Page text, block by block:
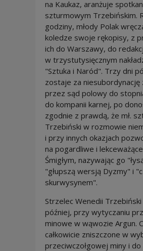
na Kaukaz, aranżuje
szturmowym Trzebińskim.
godziny, młody Polak
koledze swoje rękopisy, z
ich do Warszawy, do
w trzystutysięcznym
"Sztuka i Naród". Trzy dni
zostaje za
przez sąd polowy do
do kompanii karnej, po
zgodnie z prawdą, że mł.
Trzebiński w rozmowie
i przy innych okazjach
na pogardliwe i
Śmigłym, nazywając go
"głupszą wersją Dyzmy" i
skurwysynem".
Strzelec Wenedii
później, przy wytyczaniu
minowe w wąwozie Argun.
całkowicie zniszczone w
przeciwczołgowej miny i